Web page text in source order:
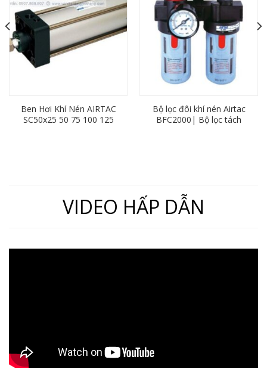
Ben Hơi Khí Nén AIRTAC
SC50x25 50 75 100 125
Bộ lọc đôi khí nén Airtac
BFC2000| Bộ lọc tách
VIDEO HẤP DẪN